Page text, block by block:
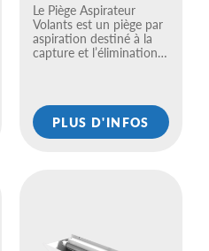
Le Piège Aspirateur
Volants est un piège par
aspiration destiné à la
capture et l’élimination…
PLUS D'INFOS